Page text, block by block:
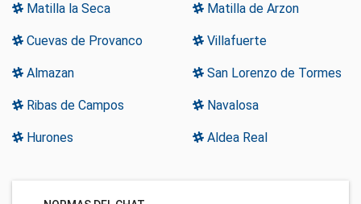
Matilla la Seca Matilla de Arzon
Cuevas de Provanco Villafuerte
Almazan San Lorenzo de Tormes
Ribas de Campos Navalosa
Hurones Aldea Real